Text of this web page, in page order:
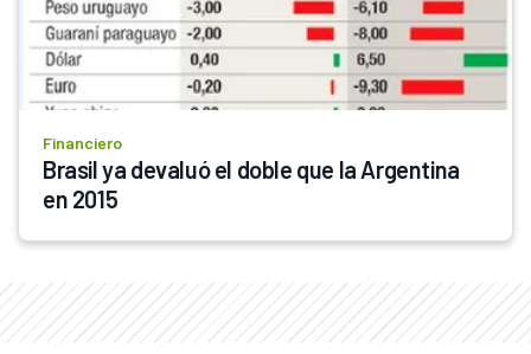
Financiero
Brasil ya devaluó el doble que la Argentina
en 2015